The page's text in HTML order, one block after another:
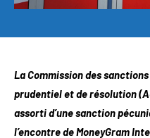
La Commission des
prudentiel et de résolution
assorti d’une sanction
l’encontre de MoneyGram